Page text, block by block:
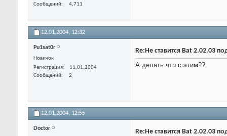
Сообщений
4,711
12.01.2004, 12:32
Pu1sat0r
Новичок
Регистрация
11.01.2004
Сообщений
2
Re:Не ставится Bat 2.02.03
А делать что с этим??
12.01.2004, 12:55
Doctor
Re:Не ставится Bat 2.02.03